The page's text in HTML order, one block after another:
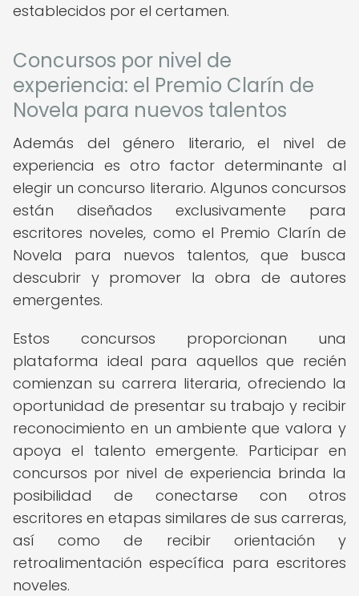
establecidos por el certamen.
Concursos por nivel de
experiencia: el Premio Clarín de
Novela para nuevos talentos
Además del género literario, el nivel de
experiencia es otro factor determinante al
elegir un concurso literario. Algunos concursos
están diseñados exclusivamente para
escritores noveles, como el Premio Clarín de
Novela para nuevos talentos, que busca
descubrir y promover la obra de autores
emergentes.
Estos concursos proporcionan una
plataforma ideal para aquellos que recién
comienzan su carrera literaria, ofreciendo la
oportunidad de presentar su trabajo y recibir
reconocimiento en un ambiente que valora y
apoya el talento emergente. Participar en
concursos por nivel de experiencia brinda la
posibilidad de conectarse con otros
escritores en etapas similares de sus carreras,
así como de recibir orientación y
retroalimentación específica para escritores
noveles.